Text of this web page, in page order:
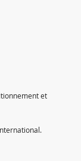
et